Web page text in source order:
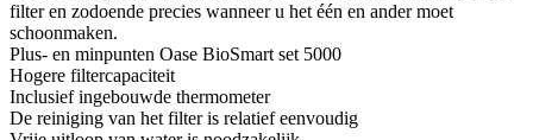
filter en zodoende precies wanneer u het één en ander moet
schoonmaken.
Plus- en minpunten Oase BioSmart set 5000
Hogere filtercapaciteit
Inclusief ingebouwde thermometer
De reiniging van het filter is relatief eenvoudig